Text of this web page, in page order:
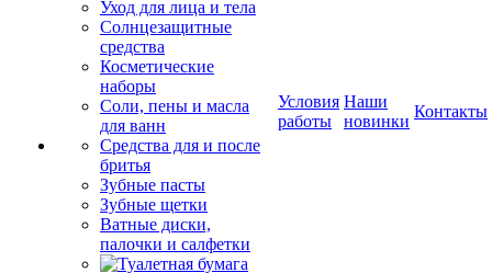
Уход для лица и тела
Солнцезащитные
средства
Косметические
наборы
Соли, пены и масла
для ванн
Средства для и после
бритья
Зубные пасты
Зубные щетки
Ватные диски,
палочки и салфетки
Условия
работы
Наши
новинки
Контакты